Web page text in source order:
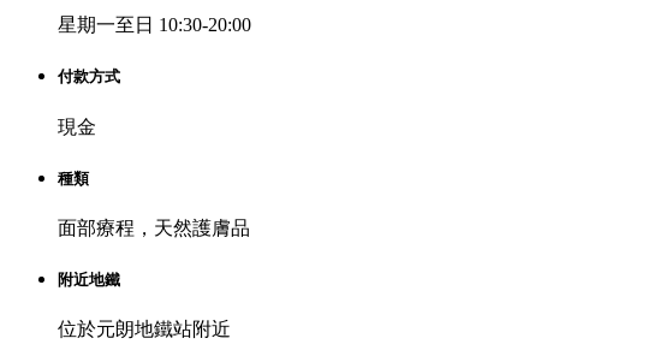
星期一至日 10:30-20:00
付款方式
現金
種類
面部療程，天然護膚品
附近地鐵
位於元朗地鐵站附近